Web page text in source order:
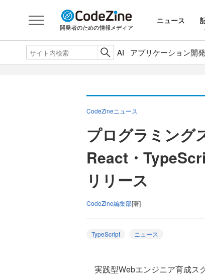
開発者のための情報メディア
ニュース
AI アプリケーション開発
CodeZineニュース
プログラミング
React・
リリース
CodeZine編集部[著]
TypeScript ニュース
実践型Webエンジニア育成ス